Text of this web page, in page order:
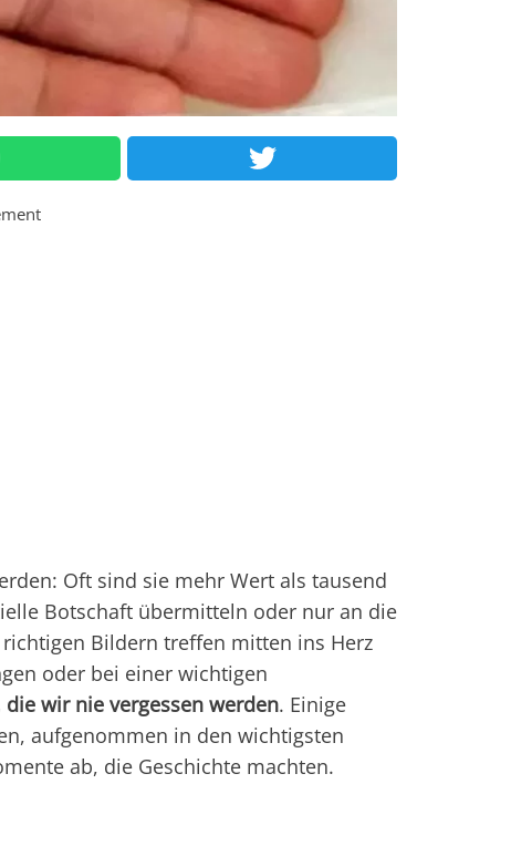
Oft sind sie mehr Wert als tausend
Botschaft übermitteln oder nur an die
Bildern treffen mitten ins Herz
oder bei einer wichtigen
die wir nie vergessen werden. Einige
aufgenommen in den wichtigsten
ab, die Geschichte machten.